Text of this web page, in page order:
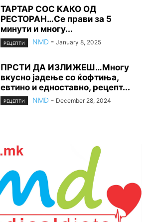
ТАРТАР СОС КАКО ОД
РЕСТОРАН…Се прави за 5
минути и многу...
РЕЦЕПТИ NMD - January 8, 2025
ПРСТИ ДА ИЗЛИЖЕШ…Многу
вкусно јадење со ќофтиња,
евтино и едноставно, рецепт...
РЕЦЕПТИ NMD - December 28, 2024